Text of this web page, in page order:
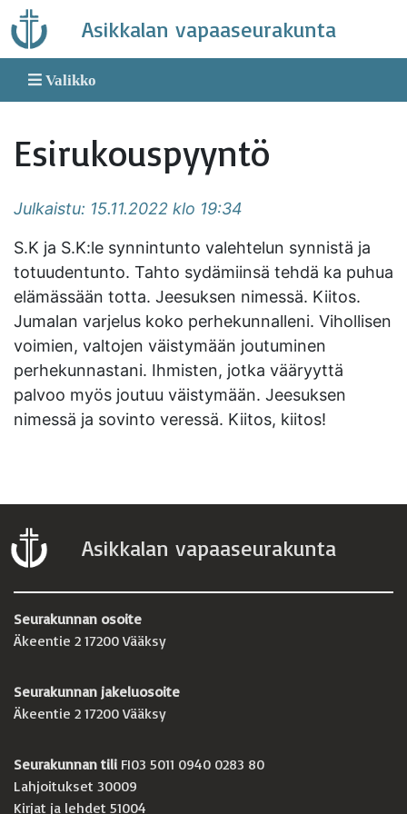
Skip
to
content
Asikkalan vapaaseurakunta
Valikko
Esirukouspyyntö
Julkaistu: 15.11.2022 klo 19:34
S.K ja S.K:le synnintunto valehtelun synnistä ja
totuudentunto. Tahto sydämiinsä tehdä ka puhua
elämässään totta. Jeesuksen nimessä. Kiitos.
Jumalan varjelus koko perhekunnalleni. Vihollisen
voimien, valtojen väistymään joutuminen
perhekunnastani. Ihmisten, jotka vääryyttä
palvoo myös joutuu väistymään. Jeesuksen
nimessä ja sovinto veressä. Kiitos, kiitos!
Asikkalan vapaaseurakunta
Seurakunnan osoite
Äkeentie 2 17200 Vääksy
Seurakunnan jakeluosoite
Äkeentie 2 17200 Vääksy
Seurakunnan tili FI03 5011 0940 0283 80
Lahjoitukset 30009
Kirjat ja lehdet 51004